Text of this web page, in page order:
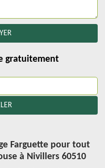
gratuitement
Farguette pour tout
à Nivillers 60510